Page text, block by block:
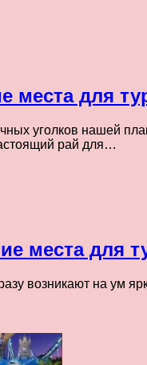
места для
уголков нашей
рай для…
места для
возникают на ум